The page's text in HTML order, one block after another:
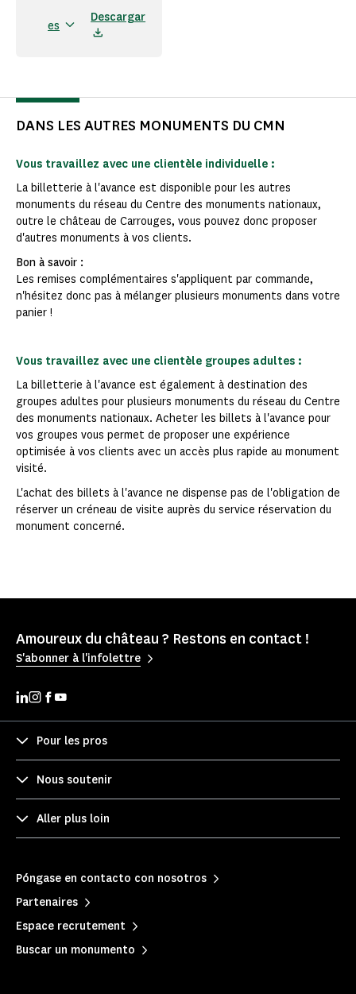
es
Descargar
DANS LES AUTRES MONUMENTS DU CMN
Vous travaillez avec une clientèle individuelle :
La billetterie à l'avance est disponible pour les autres
monuments du réseau du Centre des monuments nationaux,
outre le château de Carrouges, vous pouvez donc proposer
d'autres monuments à vos clients.
Bon à savoir :
Les remises complémentaires s'appliquent par commande,
n'hésitez donc pas à mélanger plusieurs monuments dans votre
panier !
Vous travaillez avec une clientèle groupes adultes :
La billetterie à l'avance est également à destination des
groupes adultes pour plusieurs monuments du réseau du Centre
des monuments nationaux. Acheter les billets à l'avance pour
vos groupes vous permet de proposer une expérience
optimisée à vos clients avec un accès plus rapide au monument
visité.
L'achat des billets à l'avance ne dispense pas de l'obligation de
réserver un créneau de visite auprès du service réservation du
monument concerné.
Amoureux du château ? Restons en contact !
S'abonner à l'infolettre
Pour les pros
Nous soutenir
Aller plus loin
Póngase en contacto con nosotros
Partenaires
Espace recrutement
Buscar un monumento